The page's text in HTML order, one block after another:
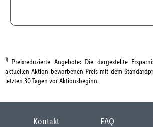
1) Preisreduzierte Angebote: Die dargestellte
aktuellen Aktion beworbenen Preis mit dem
letzten 30 Tagen vor Aktionsbeginn.
Kontakt FAQ